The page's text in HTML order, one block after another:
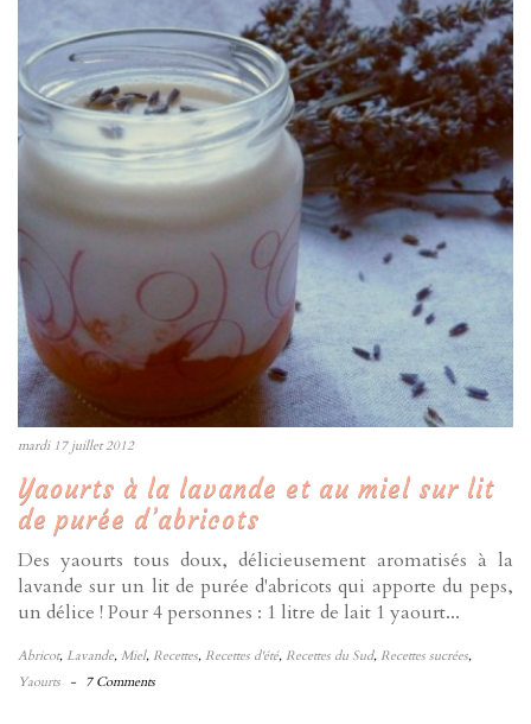
mardi 17 juillet 2012
Yaourts à la lavande et au miel sur lit
de purée d’abricots
Des yaourts tous doux, délicieusement aromatisés à la
lavande sur un lit de purée d'abricots qui apporte du peps,
un délice ! Pour 4 personnes : 1 litre de lait 1 yaourt...
Abricot, Lavande, Miel, Recettes, Recettes d'été, Recettes du Sud, Recettes sucrées,
Yaourts - 7 Comments